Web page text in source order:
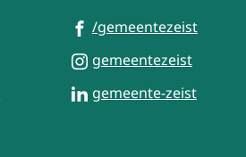
/gemeentezeist
gemeentezeist
naar
gemeente-zeist